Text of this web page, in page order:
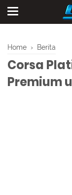
Home › Berita
Corsa
Premium